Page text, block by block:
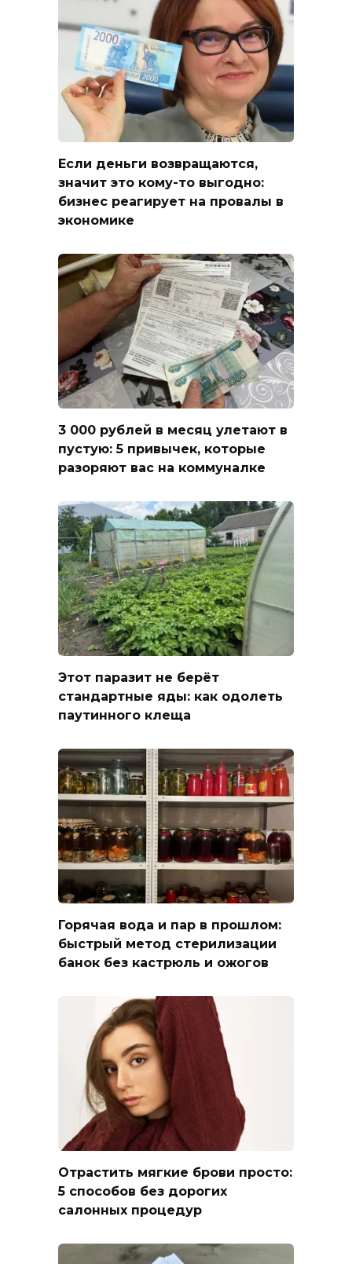
Если деньги возвращаются,
значит это кому-то выгодно:
бизнес реагирует на провалы в
экономике
3 000 рублей в месяц улетают в
пустую: 5 привычек, которые
разоряют вас на коммуналке
Этот паразит не берёт
стандартные яды: как одолеть
паутинного клеща
Горячая вода и пар в прошлом:
быстрый метод стерилизации
банок без кастрюль и ожогов
Отрастить мягкие брови просто:
5 способов без дорогих
салонных процедур